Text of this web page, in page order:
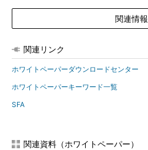
関連情報
関連リンク
ホワイトペーパーダウンロードセンター
ホワイトペーパーキーワード一覧
SFA
関連資料（ホワイトペーパー）